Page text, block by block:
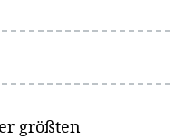
größten